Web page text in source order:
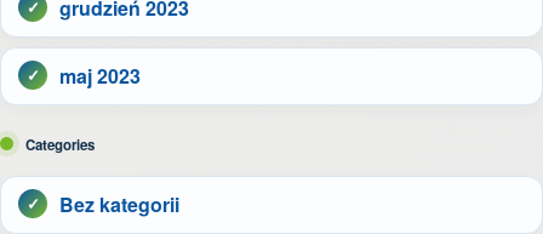
grudzień 2023
maj 2023
Categories
Bez kategorii